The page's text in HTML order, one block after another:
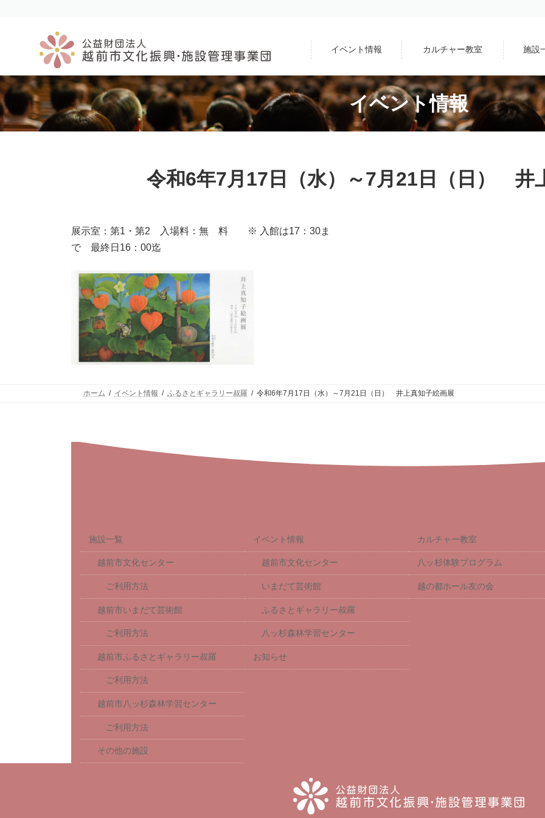
ス
キ
ッ
プ
ン
に
移
動
イベント情報 カルチャー教室 施設
イベント情報
令和6年7月17日（水）～7月21日（日） 井
展示室：第1・第2 入場料：無 料 ※ 入館は17：30ま
で 最終日16：00迄
ホーム イベント情報 ふるさとギャラリー叔羅 令和6年7月17日（水）～7月21日（日） 井上真知子絵画展
施設一覧
越前市文化センター
ご利用方法
越前市いまだて芸術館
ご利用方法
越前市ふるさとギャラリー叔羅
ご利用方法
越前市八ッ杉森林学習センター
ご利用方法
その他の施設
イベント情報
越前市文化センター
いまだて芸術館
ふるさとギャラリー叔羅
八ッ杉森林学習センター
お知らせ
カルチャー教室
八ッ杉体験プログラム
越の都ホール友の会